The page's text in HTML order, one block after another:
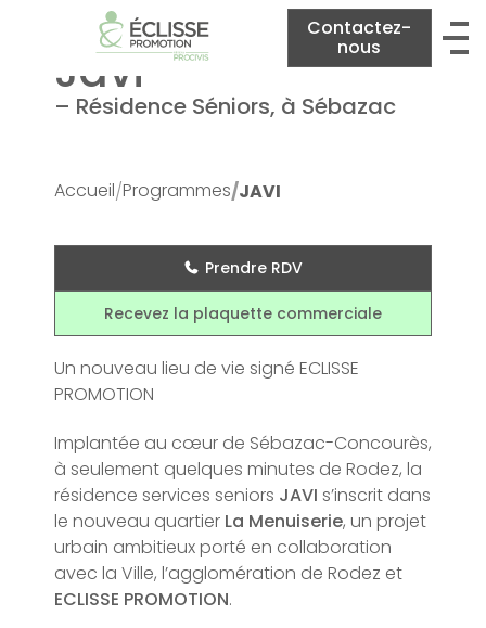
Contactez-
nous
Javi
– Résidence Séniors, à Sébazac
Accueil Programmes JAVI
Prendre RDV
Recevez la plaquette commerciale
Un nouveau lieu de vie signé ECLISSE
PROMOTION
Implantée au cœur de Sébazac-Concourès,
à seulement quelques minutes de Rodez, la
résidence services seniors JAVI s’inscrit dans
le nouveau quartier La Menuiserie, un projet
urbain ambitieux porté en collaboration
avec la Ville, l’agglomération de Rodez et
ECLISSE PROMOTION.